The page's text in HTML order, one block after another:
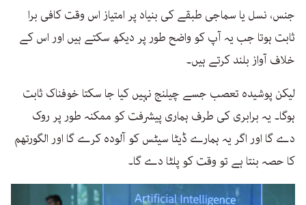
جنس، نسل یا سماجی طبقے کی بنیاد پر امتیاز اس وقت کافی برا
ثابت ہوتا جب یہ آپ کو واضح طور پر دیکھ سکتے ہیں اور اس کے
خلاف آواز بلند کرتے ہیں۔
لیکن پوشیدہ تعصب جسے چیلنج نہیں کیا جا سکتا خوفناک ثابت
ہوگا۔ یہ برابری کی طرف ہماری پیشرفت کو ممکنہ طور پر روک
دے گا اور اگر یہ ہمارے ڈیٹا سیٹس کو آلودہ کرے گا اور الگورتھم
کا حصہ بنتا ہے تو وقت کو پلٹا دے گا۔